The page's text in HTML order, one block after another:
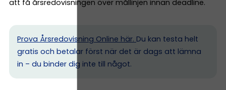
att få årsredovisningen över mållinjen innan deadline.
Prova Årsredovisning Online här. Du kan testa helt
gratis och betalar först när det är dags att lämna
in – du binder dig inte till något.